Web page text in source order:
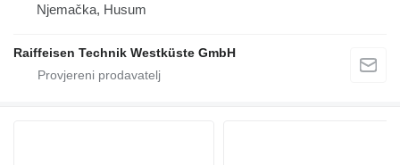
Njemačka, Husum
Raiffeisen Technik Westküste GmbH